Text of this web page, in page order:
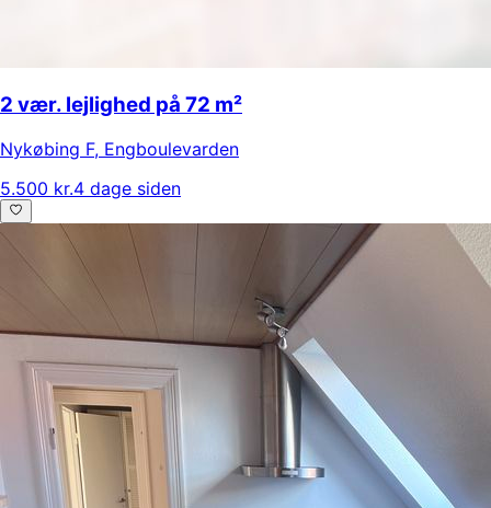
2 vær. lejlighed på 72 m²
Nykøbing F, Engboulevarden
5.500 kr.4 dage siden